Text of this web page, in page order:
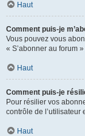
Haut
Comment puis-je
Vous pouvez vous
« S’abonner au forum
Haut
Comment puis-je
Pour résilier vos
contrôle de l’utilisateur
Haut